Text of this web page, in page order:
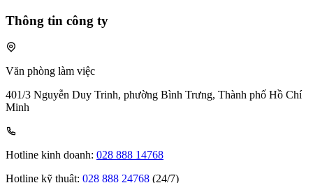
Thông tin công ty
Văn phòng làm việc
401/3 Nguyễn Duy Trinh, phường Bình Trưng, Thành phố Hồ Chí
Minh
Hotline kinh doanh: 028 888 14768
Hotline kỹ thuật: 028 888 24768 (24/7)